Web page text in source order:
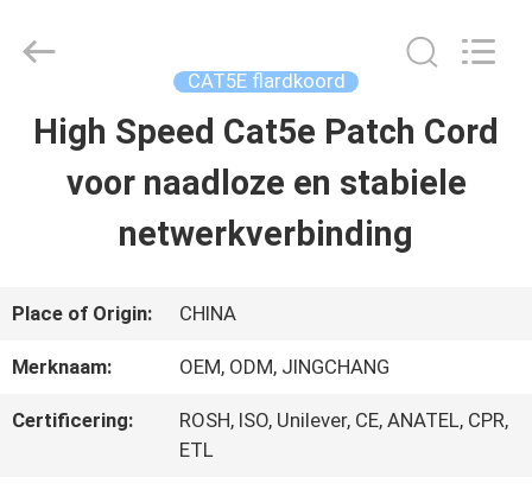
HUIS
PRODUCTEN
VIDEOS
Cable
Industry
Rights
CAT5E flardkoord
High Speed Cat5e Patch Cord
voor naadloze en stabiele
netwerkverbinding
Place of Origin: CHINA
Merknaam: OEM, ODM, JINGCHANG
Certificering:
ROSH, ISO, Unilever, CE, ANATEL, CPR,
ETL